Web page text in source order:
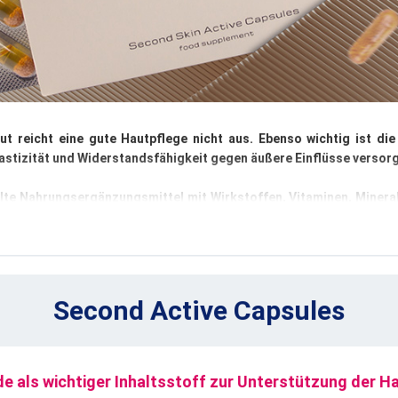
reicht eine gute Hautpflege nicht aus. Ebenso wichtig ist
und Widerstandsfähigkeit gegen äußere Einflüsse
Nahrungsergänzungsmittel mit Wirkstoffen, Vitaminen,
unterstützen die natürliche Kollagenproduktion,
Second Active Capsules
als wichtiger Inhaltsstoff zur Unterstützung der